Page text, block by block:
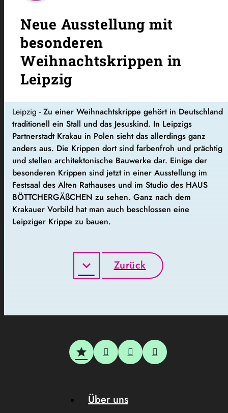
Neue Ausstellung mit
besonderen
Weihnachtskrippen in
Leipzig
Leipzig -Zu einer Weihnachtskrippe gehört in Deutschland
traditionell ein Stall und das Jesuskind. In Leipzigs
Partnerstadt Krakau in Polen sieht das allerdings ganz
anders aus. Die Krippen dort sind farbenfroh und prächtig
und stellen architektonische Bauwerke dar. Einige der
besonderen Krippen sind jetzt in einer Ausstellung im
Festsaal des Alten Rathauses und im Studio des HAUS
BÖTTCHERGÄßCHEN zu sehen. Ganz nach dem
Krakauer Vorbild hat man auch beschlossen eine
Leipziger Krippe zu bauen.
Zurück
Über uns